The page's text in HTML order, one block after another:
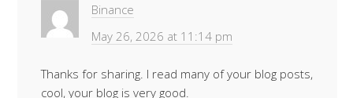
Binance
May 26, 2026 at 11:14 pm
Thanks for sharing. I read many of your blog posts,
cool, your blog is very good.